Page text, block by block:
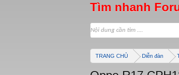
Tìm nhanh
TRANG CHỦ Diễn đàn